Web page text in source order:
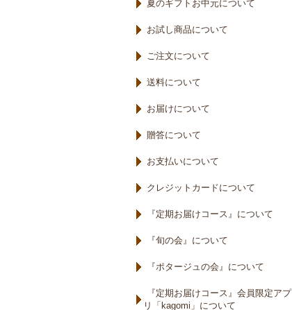
夏のギフトお中元について
お試し商品について
ご注文について
送料について
お届けについて
贈答について
お支払いについて
クレジットカードについて
『定期お届けコース』について
『旬の会』について
『ポタージュの会』について
『定期お届けコース』会員限定アプ
リ「kagomi」について